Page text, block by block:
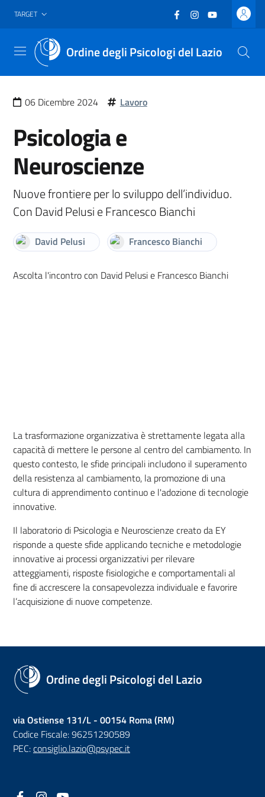
Vai al header
Vai al contenuto principale
Vai al footer
TARGET Facebook
(nuova scheda -
Instagram
(nuova scheda
YouTube
(nuova
Ordine degli Psicologi del Lazio
Menu
06 Dicembre 2024 Lavoro
Psicologia e
Neuroscienze
Nuove frontiere per lo sviluppo dell’individuo.
Con David Pelusi e Francesco Bianchi
David Pelusi Francesco Bianchi
Ascolta l'incontro con David Pelusi e Francesco Bianchi
La trasformazione organizzativa è strettamente legata alla
capacità di mettere le persone al centro del cambiamento. In
questo contesto, le sfide principali includono il superamento
della resistenza al cambiamento, la promozione di una
cultura di apprendimento continuo e l'adozione di tecnologie
innovative.
Il laboratorio di Psicologia e Neuroscienze creato da EY
risponde a queste sfide applicando tecniche e metodologie
innovative ai processi organizzativi per rilevare
atteggiamenti, risposte fisiologiche e comportamentali al
fine di accrescere la consapevolezza individuale e favorire
l’acquisizione di nuove competenze.
Ordine degli Psicologi del Lazio
via Ostiense 131/L - 00154 Roma (RM)
Codice Fiscale: 96251290589
PEC:consiglio.lazio@psypec.it